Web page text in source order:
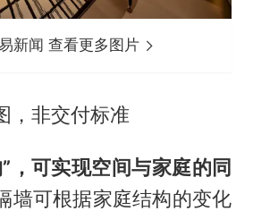
新闻 查看更多图片
，非交付标准
，可实现空间与家庭的同
墙可根据家庭结构的变化